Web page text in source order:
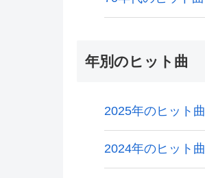
年別のヒット曲
2025年のヒット曲
2024年のヒット曲